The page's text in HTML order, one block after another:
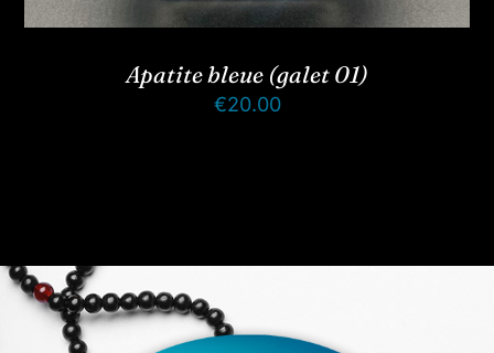
Apatite bleue (galet 01)
€20.00